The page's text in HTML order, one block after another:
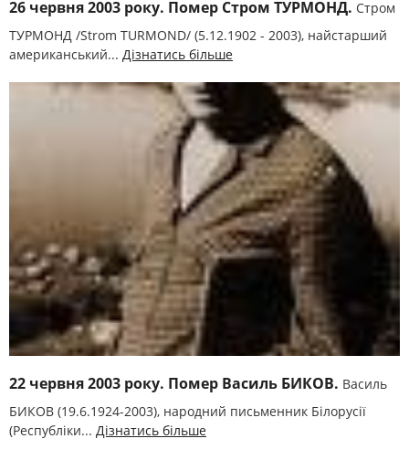
26 червня 2003 року. Помер Стром ТУРМОНД. Стром
ТУРМОНД /Strom TURMOND/ (5.12.1902 - 2003), найстарший
американський... Дізнатись більше
22 червня 2003 року. Помер Василь БИКОВ. Василь
БИКОВ (19.6.1924-2003), народний письменник Білорусії
(Республіки... Дізнатись більше